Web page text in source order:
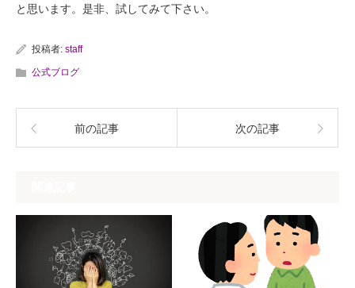
と思います。是非、試してみて下さい。
投稿者: staff
公式ブログ
前の記事 次の記事